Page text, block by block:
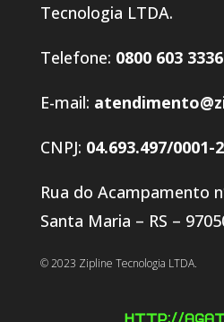
Tecnologia LTDA.
Telefone: 0800 603 3336
E-mail:
CNPJ: 04.693.497/0001-
Rua do Acampamento
Santa Maria – RS –
© 2023 Zipline Tecnologia LTDA.